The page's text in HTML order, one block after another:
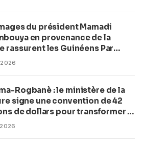
du président Mamadi
en provenance de la
rassurent les Guinéens Par
Baldé)
Rogbanè : le ministère de la
signe une convention de 42
de dollars pour transformer la
en complexe balnéaire